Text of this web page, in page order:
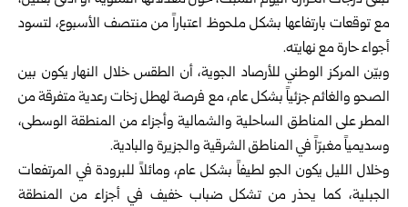
مع توقعات بارتفاعها بشكل ملحوظ اعتباراً من منتصف الأسبوع، لتسود
أجواء حارة مع نهايته.
وبيّن المركز الوطني للأرصاد الجوية، أن الطقس خلال النهار يكون بين
الصحو والغائم جزئياً بشكل عام، مع فرصة لهطل زخات رعدية متفرقة من
المطر على المناطق الساحلية والشمالية وأجزاء من المنطقة الوسطى،
وسديمياً مغبرّاً في المناطق الشرقية والجزيرة والبادية.
وخلال الليل يكون الجو لطيفاً بشكل عام، ومائلاً للبرودة في المرتفعات
الجبلية، كما يحذر من تشكل ضباب خفيف في أجزاء من المنطقة